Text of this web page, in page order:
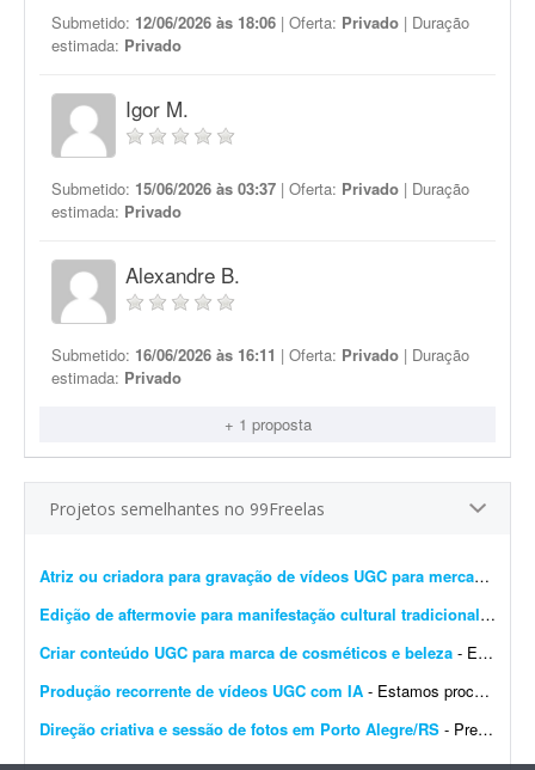
Submetido: 12/06/2026 às 18:06 | Oferta: Privado | Duração
estimada: Privado
Igor M.
Submetido: 15/06/2026 às 03:37 | Oferta: Privado | Duração
estimada: Privado
Alexandre B.
Submetido: 16/06/2026 às 16:11 | Oferta: Privado | Duração
estimada: Privado
+ 1 proposta
Projetos semelhantes no 99Freelas
Atriz ou criadora para gravação de vídeos UGC para mercado imobiliário
Edição de aftermovie para manifestação cultural tradicional
-
Criar conteúdo UGC para marca de cosméticos e beleza - Estamos procurando criadoras UGC para produzir vídeos de beleza e cosméticos para a marca Rainha Nativa. - Nicho: beleza e cosméticos - Conteúdos: naturais, demonstra&c...
Produção recorrente de vídeos UGC com IA - Estamos procurando um(a) profissional para produção recorrente de **vídeos UGC com Inteligência Artificial para anúncios de e-commerce**. Os vídeos dever&a...
Direção criativa e sessão de fotos em Porto Alegre/RS - Preciso de um profissional com olhar contemporâneo para a fotografia e referências em design e arquitetura para fotografar os 4 sócios da minha marca de móveis de design. ...